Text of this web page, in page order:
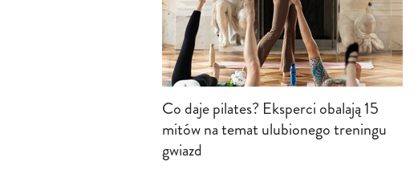
Co daje pilates? Eksperci obalają 15
mitów na temat ulubionego treningu
gwiazd